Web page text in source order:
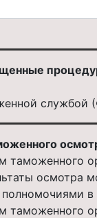
службой
осмотра